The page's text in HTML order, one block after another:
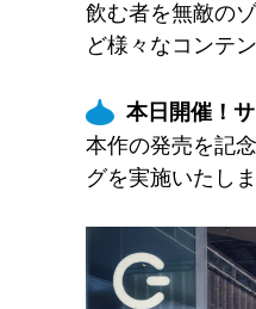
飲む者を無敵の
ど様々なコンテ
本日開催！
本作の発売を記
グを実施いたし